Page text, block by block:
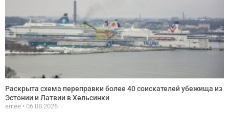
Раскрыта схема переправки более 40 соискателей убежища из
Эстонии и Латвии в Хельсинки
err.ee 06.08.2026